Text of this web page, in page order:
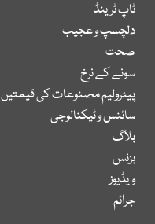
ٹاپ ٹرینڈ
دلچسپ و عجیب
صحت
سونے کے نرخ
پیٹرولیم مصنوعات کی قیمتیں
سائنس و ٹیکنالوجی
بلاگ
بزنس
ویڈیوز
جرائم